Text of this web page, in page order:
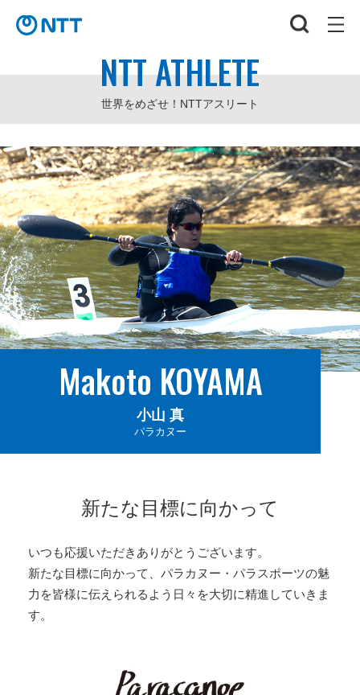
NTT ATHLETE
世界をめざせ！NTTアスリート
Makoto KOYAMA
小山 真
パラカヌー
新たな目標に向かって
いつも応援いただきありがとうございます。
新たな目標に向かって、パラカヌー・パラスポーツの魅
力を皆様に伝えられるよう日々を大切に精進していきま
す。